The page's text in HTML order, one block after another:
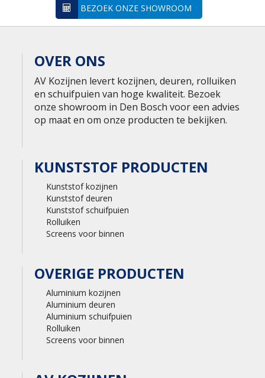
BEZOEK ONZE SHOWROOM
OVER ONS
AV Kozijnen levert kozijnen, deuren, rolluiken
en schuifpuien van hoge kwaliteit. Bezoek
onze showroom in Den Bosch voor een advies
op maat en om onze producten te bekijken.
KUNSTSTOF PRODUCTEN
Kunststof kozijnen
Kunststof deuren
Kunststof schuifpuien
Rolluiken
Screens voor binnen
OVERIGE PRODUCTEN
Aluminium kozijnen
Aluminium deuren
Aluminium schuifpuien
Rolluiken
Screens voor binnen